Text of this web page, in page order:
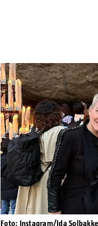
Foto: Instagram/Ida